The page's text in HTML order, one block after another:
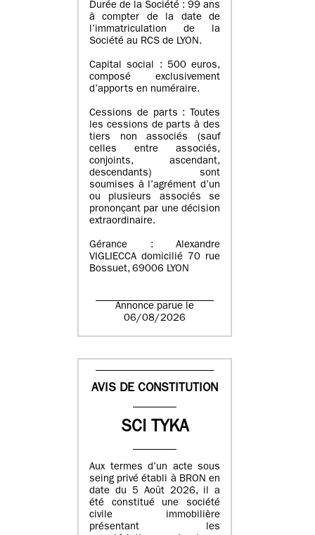
Durée de la Société : 99 ans
à compter de la date de
l’immatriculation de la
Société au RCS de LYON.
Capital social : 500 euros,
composé exclusivement
d’apports en numéraire.
Cessions de parts : Toutes
les cessions de parts à des
tiers non associés (sauf
celles entre associés,
conjoints, ascendant,
descendants) sont
soumises à l’agrément d’un
ou plusieurs associés se
prononçant par une décision
extraordinaire.
Gérance : Alexandre
VIGLIECCA domicilié 70 rue
Bossuet, 69006 LYON
Annonce parue le
06/08/2026
AVIS DE CONSTITUTION
SCI TYKA
Aux termes d’un acte sous
seing privé établi à BRON en
date du 5 Août 2026, il a
été constitué une société
civile immobilière
présentant les